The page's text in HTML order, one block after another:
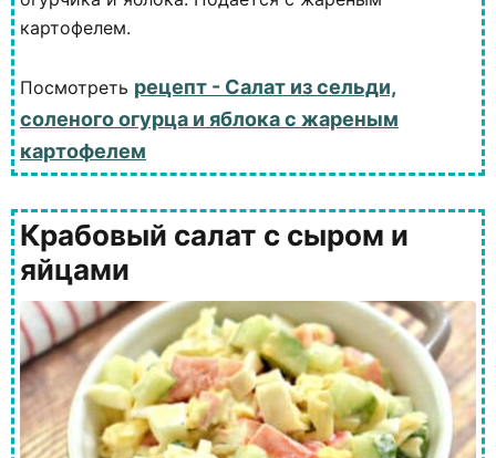
картофелем.
Посмотреть рецепт - Салат из сельди,
соленого огурца и яблока с жареным
картофелем
Крабовый салат с сыром и
яйцами